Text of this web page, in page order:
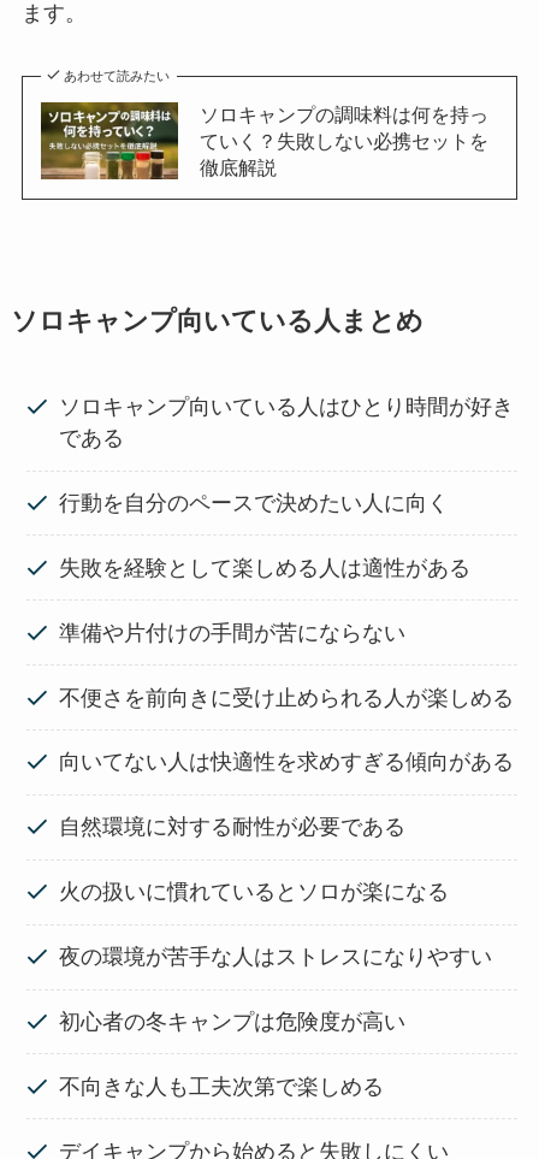
ます。
あわせて読みたい
ソロキャンプの調味料は何を持っ
ていく？失敗しない必携セットを
徹底解説
ソロキャンプ向いている人まとめ
ソロキャンプ向いている人はひとり時間が好き
である
行動を自分のペースで決めたい人に向く
失敗を経験として楽しめる人は適性がある
準備や片付けの手間が苦にならない
不便さを前向きに受け止められる人が楽しめる
向いてない人は快適性を求めすぎる傾向がある
自然環境に対する耐性が必要である
火の扱いに慣れているとソロが楽になる
夜の環境が苦手な人はストレスになりやすい
初心者の冬キャンプは危険度が高い
不向きな人も工夫次第で楽しめる
デイキャンプから始めると失敗しにくい